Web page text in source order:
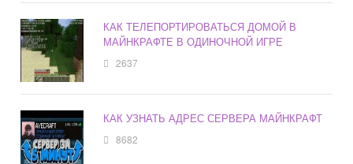
КАК ТЕЛЕПОРТИРОВАТЬСЯ ДОМОЙ В
МАЙНКРАФТЕ В ОДИНОЧНОЙ ИГРЕ
2637
КАК УЗНАТЬ АДРЕС СЕРВЕРА МАЙНКРАФТ
8682